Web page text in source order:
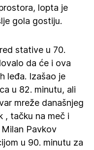
lopta je
gola gostiju.
stative u 70.
da će i ova
leđa. Izašao je
u 82. minutu, ali
mreže današnjeg
, tačku na meč i
Pavkov
u 90. minutu za